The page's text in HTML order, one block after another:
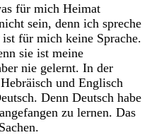
für mich Heimat
sein, denn ich spreche
für mich keine Sprache.
sie ist meine
nie gelernt. In der
und Englisch
Denn Deutsch habe
zu lernen. Das